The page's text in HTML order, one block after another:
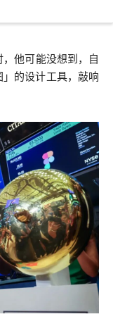
他可能没想到，自
的设计工具，敲响